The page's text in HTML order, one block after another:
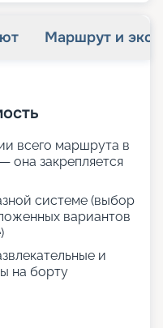
Маршрут и
всего маршрута в
она закрепляется
системе (выбор
вариантов
и
на борту